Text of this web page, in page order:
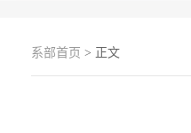
系部首页 > 正文